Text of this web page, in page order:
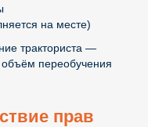
на месте)
тракториста —
объём переобучения
прав